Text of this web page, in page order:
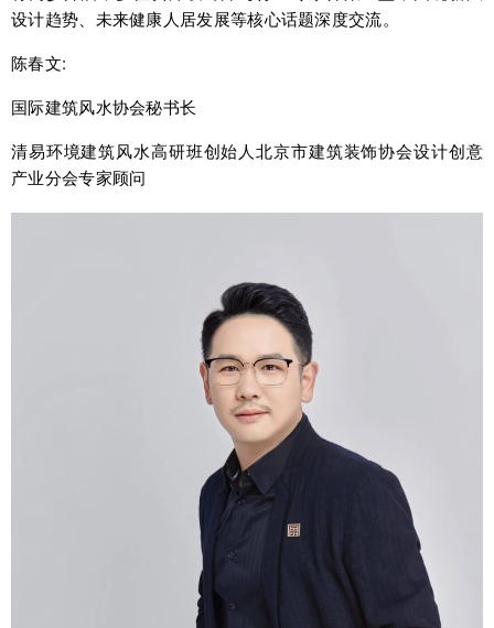
设计趋势、未来健康人居发展等核心话题深度交流。
陈春文:
国际建筑风水协会秘书长
清易环境建筑风水高研班创始人北京市建筑装饰协会设计创意
产业分会专家顾问